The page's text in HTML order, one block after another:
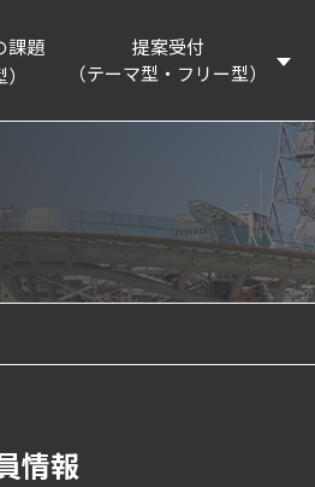
紹介
課題
提案受付
（テーマ型・フリー型）
情報